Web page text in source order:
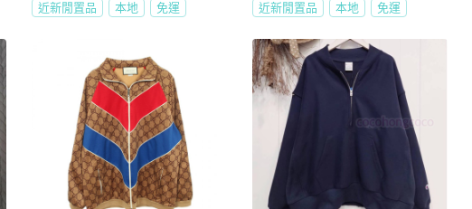
近新閒置品 本地 免運 近新閒置品 本地 免運